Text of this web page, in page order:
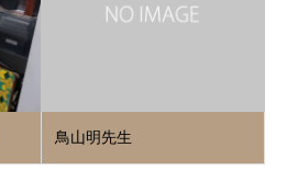
鳥山明先生